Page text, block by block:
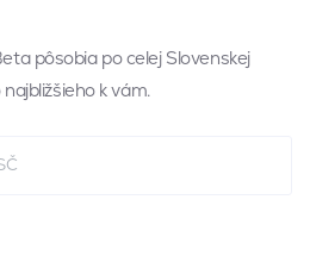
pôsobia po celej Slovenskej
k vám.